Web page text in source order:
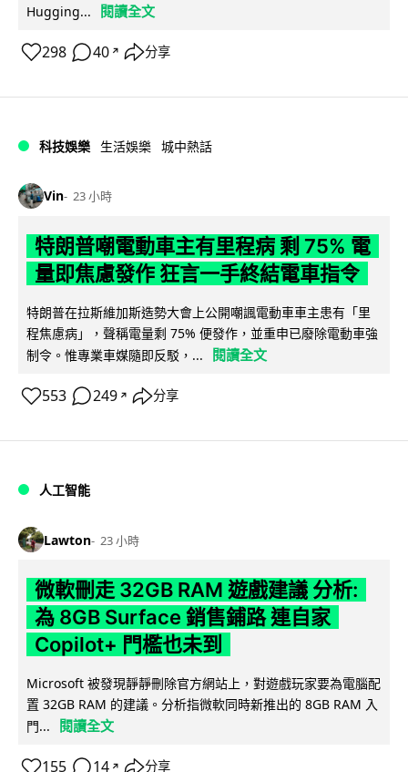
Hugging...
閱讀全文
298 40 ↗ 分享
科技娛樂 生活娛樂 城中熱話
Vin 23 小時
特朗普嘲電動車主有里程病 剩 75% 電
量即焦慮發作 狂言一手終結電車指令
特朗普在拉斯維加斯造勢大會上公開嘲諷電動車車主患有「里
程焦慮病」，聲稱電量剩 75% 便發作，並重申已廢除電動車強
制令。惟專業車媒隨即反駁，...
閱讀全文
553 249 ↗ 分享
人工智能
Lawton 23 小時
微軟刪走 32GB RAM 遊戲建議 分析:
為 8GB Surface 銷售鋪路 連自家
Copilot+ 門檻也未到
Microsoft 被發現靜靜刪除官方網站上，對遊戲玩家要為電腦配
置 32GB RAM 的建議。分析指微軟同時新推出的 8GB RAM 入
門...
閱讀全文
155 14 ↗ 分享